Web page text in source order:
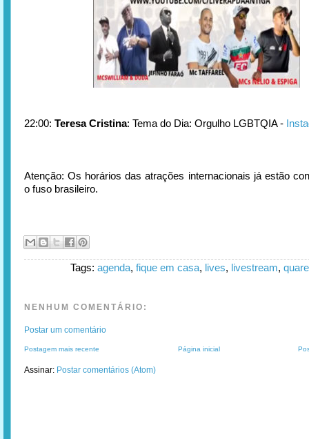
22:00: Teresa Cristina: Tema do Dia: Orgulho LGBTQIA -
Atenção: Os horários das atrações internacionais já estão
o fuso brasileiro.
Tags: agenda, fique em casa, lives, livestream,
NENHUM COMENTÁRIO:
Postar um comentário
Postagem mais recente Página inicial
Assinar: Postar comentários (Atom)